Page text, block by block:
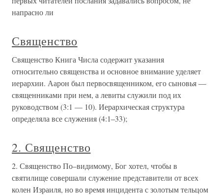
напрасно ли
Священство
Священство Книга Числа содержит указания
относительно священства и основное внимание уделяет
иерархии. Аарон был первосвященником, его сыновья —
священниками при нем, а левиты служили под их
руководством (3:1 — 10). Иерархическая структура
определяла все служения (4:1–33);
2. Священство
2. Священство По–видимому, Бог хотел, чтобы в
святилище совершали служение представители от всех
колен Израиля, но во время инцидента с золотым тельцом